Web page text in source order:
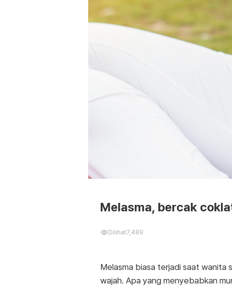
Melasma, bercak
Dilihat7,489
Melasma biasa terjadi saat wanita
wajah. Apa yang menyebabkan